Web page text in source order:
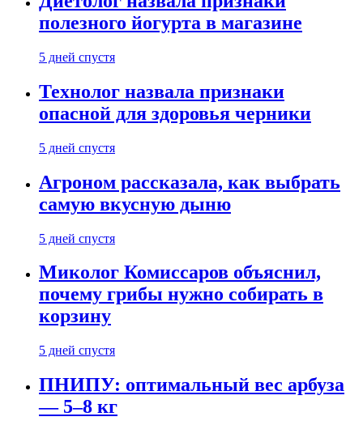
полезного йогурта в магазине
5 дней спустя
Технолог назвала признаки
опасной для здоровья черники
5 дней спустя
Агроном рассказала, как выбрать
самую вкусную дыню
5 дней спустя
Миколог Комиссаров объяснил,
почему грибы нужно собирать в
корзину
5 дней спустя
ПНИПУ: оптимальный вес арбуза
— 5–8 кг